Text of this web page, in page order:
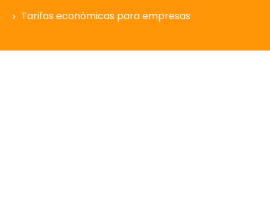
Tarifas económicas para empresas